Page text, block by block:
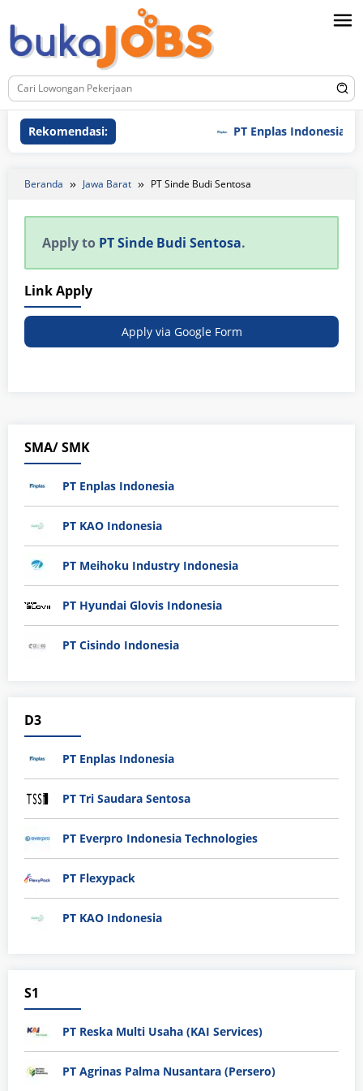
ke
konten
Rekomendasi: PT Enplas Indonesia
Beranda Jawa Barat PT Sinde Budi Sentosa
Apply to PT Sinde Budi Sentosa.
Link Apply
Apply via Google Form
SMA/ SMK
PT Enplas Indonesia
PT KAO Indonesia
PT Meihoku Industry Indonesia
PT Hyundai Glovis Indonesia
PT Cisindo Indonesia
D3
PT Enplas Indonesia
PT Tri Saudara Sentosa
PT Everpro Indonesia Technologies
PT Flexypack
PT KAO Indonesia
S1
PT Reska Multi Usaha (KAI Services)
PT Agrinas Palma Nusantara (Persero)